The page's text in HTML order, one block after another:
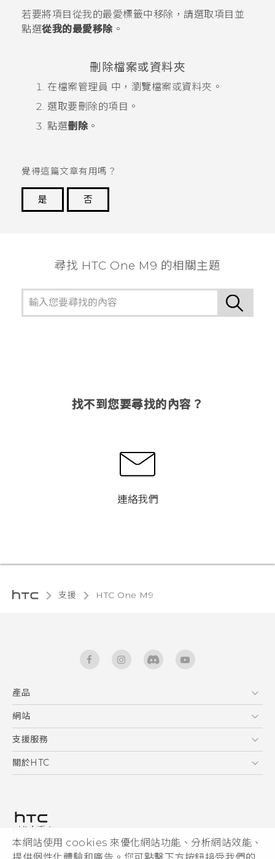
本網站使用 cookies 來優化網站功能、分析網站效能、
若要將項目從我的最愛標籤中移除，請選取項目並
點選從我的最愛移除 。
刪除檔案或資料夾
在檔案管理員 中，瀏覽檔案或資料夾。
選取要刪除的項目。
點選刪除 。
覺得這篇文章有用嗎？
是
否
尋找 HTC One M9 的相關主題
找不到您要尋找的內容？
連絡我們
支援 HTC One M9‎
新功能(Android 7 Nougat)
產品
5G
智能手機
區塊鍊手機
網站
HTC Dev
HTC Research
支援服務
服務中心
關於HTC
私隱政策
產品安全
© 2011-2026 HTC Corporation